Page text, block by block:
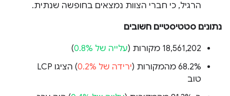
הרגיל, כי חברי הצוות נמצאים בחופשה שנתית.
נתונים סטטיסטיים חשובים
‫18,561,202 מקורות ( עלייה של 0.8%
)
‫68.2% מהמקורות (
ירידה של 0.2%
) הציגו LCP
טוב